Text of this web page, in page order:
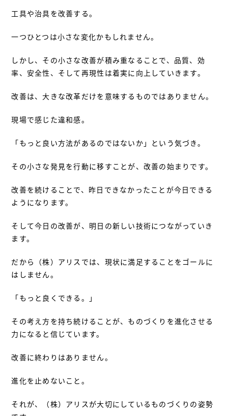
工具や治具を改善する。
一つひとつは小さな変化かもしれません。
しかし、その小さな改善が積み重なることで、品質、効
率、安全性、そして再現性は着実に向上していきます。
改善は、大きな改革だけを意味するものではありません。
現場で感じた違和感。
「もっと良い方法があるのではないか」という気づき。
その小さな発見を行動に移すことが、改善の始まりです。
改善を続けることで、昨日できなかったことが今日できる
ようになります。
そして今日の改善が、明日の新しい技術につながっていき
ます。
だから（株）アリスでは、現状に満足することをゴールに
はしません。
「もっと良くできる。」
その考え方を持ち続けることが、ものづくりを進化させる
力になると信じています。
改善に終わりはありません。
進化を止めないこと。
それが、（株）アリスが大切にしているものづくりの姿勢